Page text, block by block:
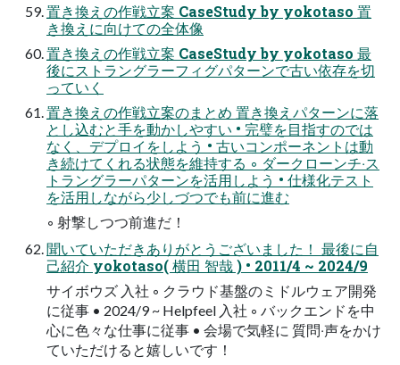
置き換えの作戦⽴案 CaseStudy by yokotaso 置
き換えに向けての全体像
置き換えの作戦⽴案 CaseStudy by yokotaso 最
後にストラングラーフィグパターンで古い依存を切
っていく
置き換えの作戦⽴案のまとめ 置き換えパターンに落
とし込むと⼿を動かしやすい • 完璧を⽬指すのでは
なく、デプロイをしよう • 古いコンポーネントは動
き続けてくれる状態を維持する ◦ ダークローンチ‧ス
トラングラーパターンを活⽤しよう • 仕様化テスト
を活⽤しながら少しづつでも前に進む
◦ 射撃しつつ前進だ！
聞いていただきありがとうございました！ 最後に⾃
⼰紹介 yokotaso( 横⽥ 智哉 ) • 2011/4 ~ 2024/9
サイボウズ ⼊社 ◦ クラウド基盤のミドルウェア開発
に従事 • 2024/9 ~ Helpfeel ⼊社 ◦ バックエンドを中
⼼に⾊々な仕事に従事 • 会場で気軽に 質問‧声をかけ
ていただけると嬉しいです！